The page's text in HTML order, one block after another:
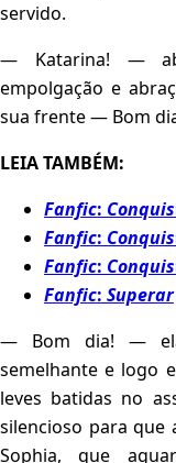
servido.
— Katarina! —
empolgação e
sua frente — Bom
LEIA TAMBÉM:
Fanfic:
Fanfic:
Fanfic:
Fanfic: Superar
— Bom dia! — ela
semelhante e logo
leves batidas no
silencioso para que
Sophia, que